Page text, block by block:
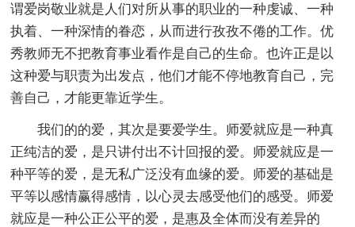
谓爱岗敬业就是人们对所从事的职业的一种虔诚、一种
执着、一种深情的眷恋，从而进行孜孜不倦的工作。优
秀教师无不把教育事业看作是自己的生命。也许正是以
这种爱与职责为出发点，他们才能不停地教育自己，完
善自己，才能更靠近学生。
我们的的爱，其次是要爱学生。师爱就应是一种真
正纯洁的爱，是只讲付出不计回报的爱。师爱就应是一
种平等的爱，是无私广泛没有血缘的爱。师爱的基础是
平等以感情赢得感情，以心灵去感受他们的感受。师爱
就应是一种公正公平的爱，是惠及全体而没有差异的